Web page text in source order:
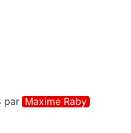
par Maxime Raby